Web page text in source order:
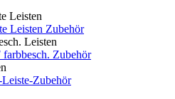
Leisten
Leisten Zubehör
Leisten
Zubehör
Zubehör